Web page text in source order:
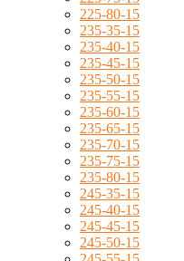
225-80-15
235-35-15
235-40-15
235-45-15
235-50-15
235-55-15
235-60-15
235-65-15
235-70-15
235-75-15
235-80-15
245-35-15
245-40-15
245-45-15
245-50-15